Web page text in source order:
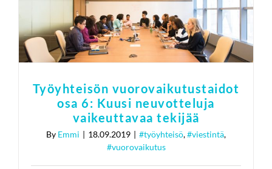
vaikeuttavaa tekijää
#työyhteisö #viestintä #vuorovaikutus
Työyhteisön vuorovaikutustaidot
osa 6: Kuusi neuvotteluja
vaikeuttavaa tekijää
By Emmi | 18.09.2019 | #työyhteisö,#viestintä,
#vuorovaikutus